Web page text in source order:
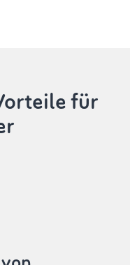
für